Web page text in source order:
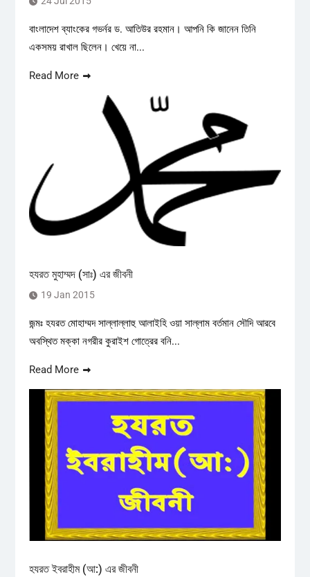
বাংলাদেশ ব্যাংকের গভর্নর ড. আতিউর রহমান। আপনি কি জানেন তিনি
একসময় রাখাল ছিলেন। খেয়ে না...
Read More
হযরত মুহাম্মদ (সাঃ) এর জীবনী
19 Jan 2015
জন্মঃ হযরত মোহাম্মদ সাল্লাল্লাহু আলাইহি ওয়া সাল্লাম বর্তমান সৌদি আরবে
অবস্থিত মক্কা নগরীর কুরাইশ গোত্রের বনি...
Read More
হযরত ইবরাহীম (আ:) এর জীবনী